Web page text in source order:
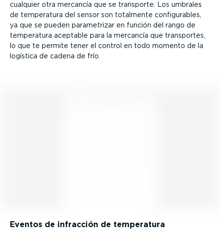
cualquier otra mercancía que se transporte. Los umbrales
de temperatura del sensor son totalmente confi­gu­rables,
ya que se pueden parame­trizar en función del rango de
temperatura aceptable para la mercancía que transportes,
lo que te permite tener el control en todo momento de la
logística de cadena de frío.
Eventos de infracción de temperatura